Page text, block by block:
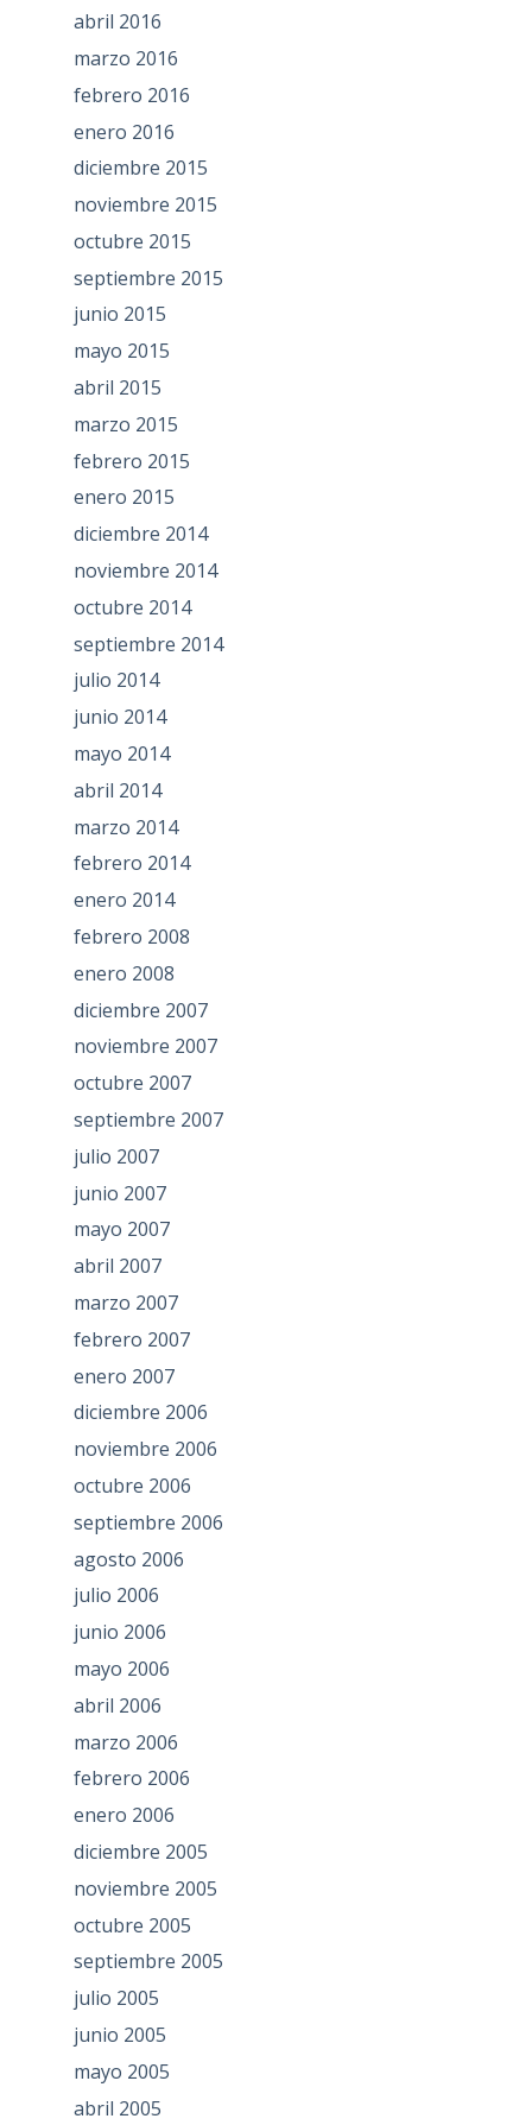
abril 2016
marzo 2016
febrero 2016
enero 2016
diciembre 2015
noviembre 2015
octubre 2015
septiembre 2015
junio 2015
mayo 2015
abril 2015
marzo 2015
febrero 2015
enero 2015
diciembre 2014
noviembre 2014
octubre 2014
septiembre 2014
julio 2014
junio 2014
mayo 2014
abril 2014
marzo 2014
febrero 2014
enero 2014
febrero 2008
enero 2008
diciembre 2007
noviembre 2007
octubre 2007
septiembre 2007
julio 2007
junio 2007
mayo 2007
abril 2007
marzo 2007
febrero 2007
enero 2007
diciembre 2006
noviembre 2006
octubre 2006
septiembre 2006
agosto 2006
julio 2006
junio 2006
mayo 2006
abril 2006
marzo 2006
febrero 2006
enero 2006
diciembre 2005
noviembre 2005
octubre 2005
septiembre 2005
julio 2005
junio 2005
mayo 2005
abril 2005